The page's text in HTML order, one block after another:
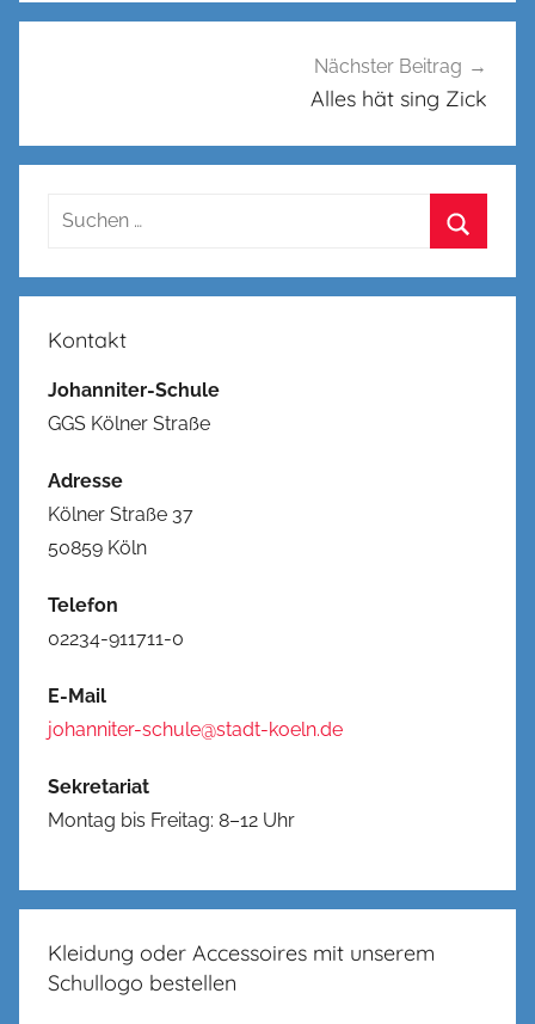
Nächster Beitrag
Alles hät sing Zick
Suchen
Kontakt
Johanniter-Schule
GGS Kölner Straße
Adresse
Kölner Straße 37
50859 Köln
Telefon
02234-911711-0
E-Mail
johanniter-schule@stadt-koeln.de
Sekretariat
Montag bis Freitag: 8–12 Uhr
Kleidung oder Accessoires mit unserem
Schullogo bestellen